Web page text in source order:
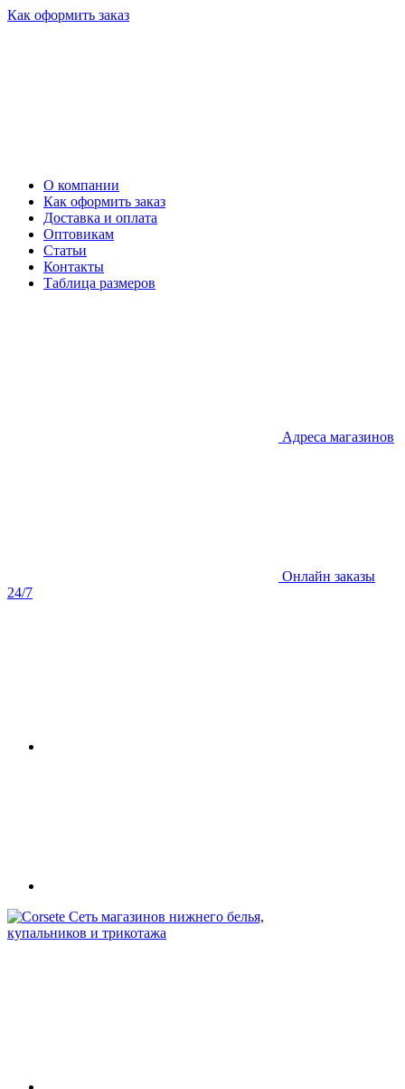
Как оформить заказ
О компании
Как оформить заказ
Доставка и оплата
Оптовикам
Статьи
Контакты
Таблица размеров
Адреса магазинов
Онлайн заказы
24/7
Сеть магазинов нижнего белья,
купальников и трикотажа